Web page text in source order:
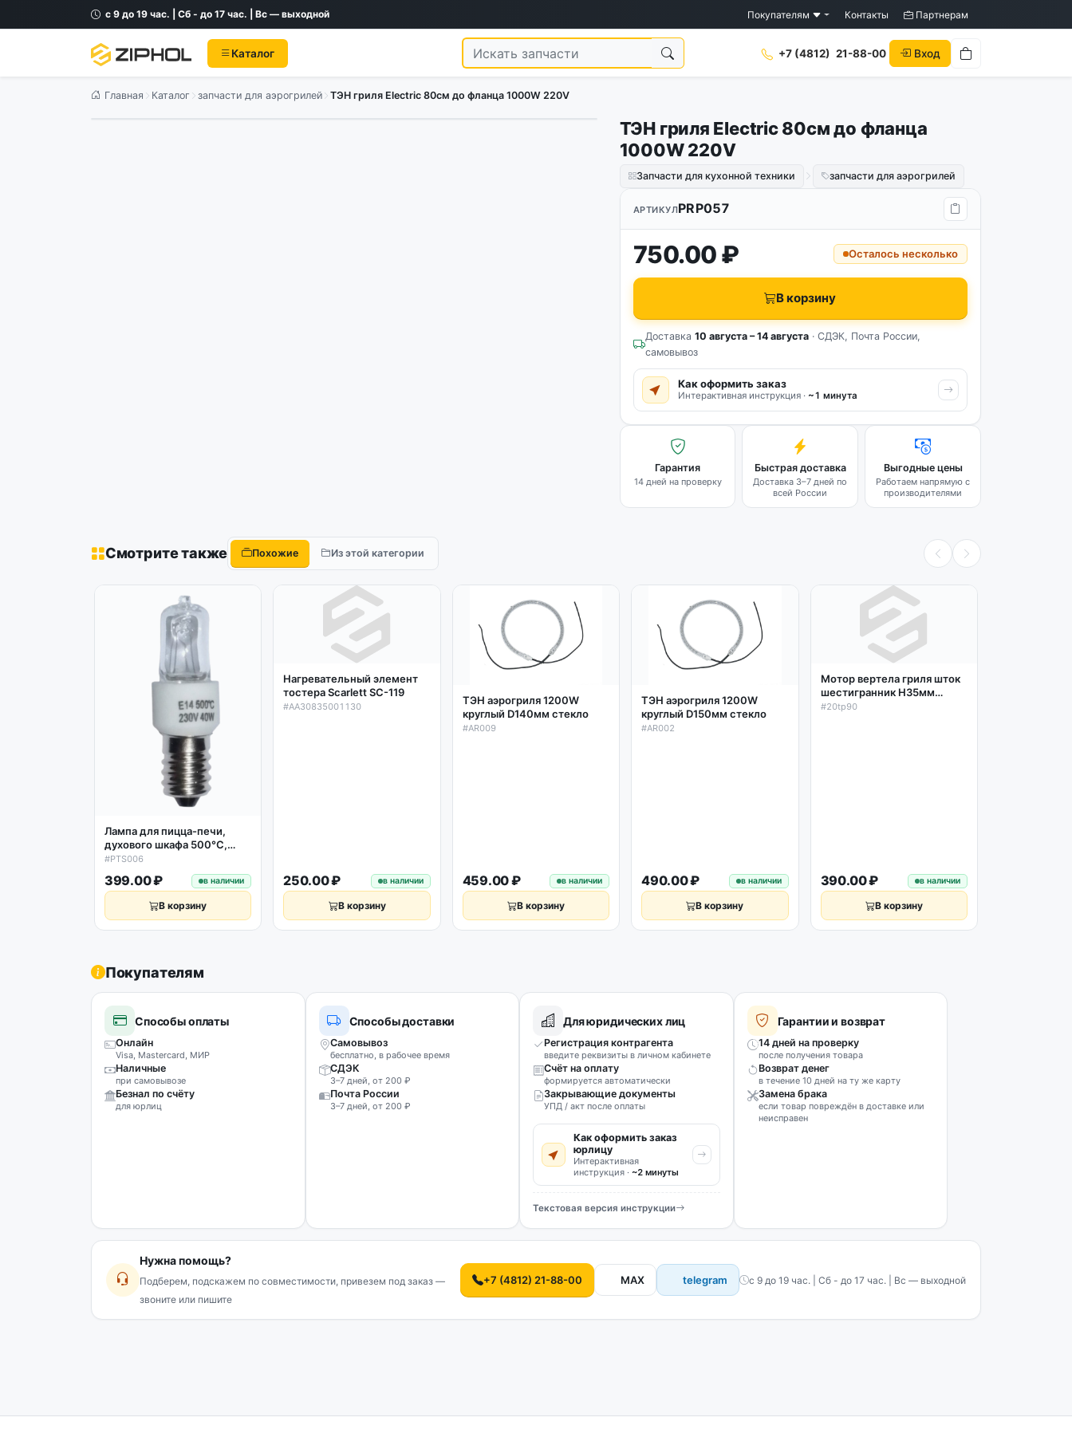
с 9 до 19 час. | Сб - до 17 час. | Вс — выходной Покупателям Контакты Партнерам
Каталог +7 (4812) 21-88-00 Вход
Главная Каталог запчасти для аэрогрилей ТЭН гриля Electric 80см до фланца 1000W 220V
ТЭН гриля Electric 80см до фланца
1000W 220V
Запчасти для кухонной техники запчасти для аэрогрилей
АРТИКУЛPRP057
750.00 ₽ Осталось несколько
В корзину
Доставка 10 августа – 14 августа· СДЭК, Почта России,
самовывоз
Как оформить заказ
Интерактивная инструкция · ~1 минута
Гарантия
14 дней на проверку
Быстрая доставка
Доставка 3–7 дней по
всей России
Выгодные цены
Работаем напрямую с
производителями
Смотрите также Похожие Из этой категории
Лампа для пицца-печи,
духового шкафа 500°С,
40W, 230V, 16A, Е14
#PTS006
399.00 ₽ в наличии
В корзину
Нагревательный элемент
тостера Scarlett SC-119
#AA30835001130
250.00 ₽ в наличии
В корзину
ТЭН аэрогриля 1200W
круглый D140мм стекло
#AR009
459.00 ₽ в наличии
В корзину
ТЭН аэрогриля 1200W
круглый D150мм стекло
#AR002
490.00 ₽ в наличии
В корзину
Мотор вертела гриля шток
шестигранник H35мм
20tp90
#20tp90
390.00 ₽ в наличии
В корзину
Покупателям
Способы оплаты
Онлайн
Visa, Mastercard, МИР
Наличные
при самовывозе
Безнал по счёту
для юрлиц
Способы доставки
Самовывоз
бесплатно, в рабочее время
СДЭК
3–7 дней, от 200 ₽
Почта России
3–7 дней, от 200 ₽
Для юридических лиц
Регистрация контрагента
введите реквизиты в личном кабинете
Счёт на оплату
формируется автоматически
Закрывающие документы
УПД / акт после оплаты
Как оформить заказ
юрлицу
Интерактивная
инструкция · ~2 минуты
Текстовая версия инструкции
Гарантии и возврат
14 дней на проверку
после получения товара
Возврат денег
в течение 10 дней на ту же карту
Замена брака
если товар повреждён в доставке или
неисправен
Нужна помощь?
Подберем, подскажем по совместимости, привезем под заказ —
звоните или пишите
+7 (4812) 21-88-00 MAX telegram с 9 до 19 час. | Сб - до 17 час. | Вс — выходной